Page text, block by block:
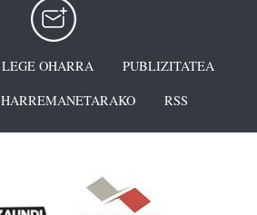
LEGE OHARRA
PUBLIZITATEA
HARREMANETARAKO RSS